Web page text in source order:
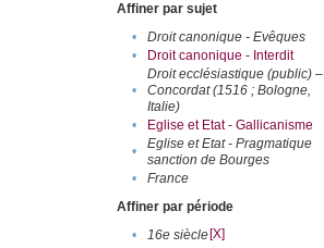
Affiner par sujet
•
Droit canonique - Evêques
•
Droit canonique - Interdit
•
Droit ecclésiastique (public) –
Concordat (1516 ; Bologne,
Italie)
• Eglise et Etat - Gallicanisme
•
Eglise et Etat - Pragmatique
sanction de Bourges
• France
Affiner par période
•
16e siècle[X]